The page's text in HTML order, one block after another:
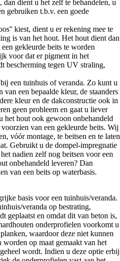
dient u het zelf te behandelen, u
gebruiken t.b.v. een goede
kiest, dient u er rekening mee te
is van het hout. Het hout dient dan
gekleurde beits te worden
voor dat er pigment in het
bescherming tegen UV straling,
een tuinhuis of veranda. Zo kunt u
een bepaalde kleur, de staanders
kleur en de dakconstructie ook in
geen probleem en gaat u liever
het hout ook gewoon onbehandeld
van een gekleurde beits. Wij
vóór montage, te beitsen en te laten
Gebruikt u de dompel-impregnatie
nadien zelf nog beitsen voor een
onbehandeld leveren? Dan
van een beits op waterbasis.
basis voor een tuinhuis/veranda.
veranda op bestrating,
geplaatst en omdat dit van beton is,
onderprofielen voorkomt u
waardoor deze niet kunnen
op maat gemaakt van het
wordt. Indien u deze optie erbij